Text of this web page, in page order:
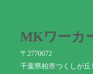
MKワーカ
〒2770072
千葉県柏市つくしが丘